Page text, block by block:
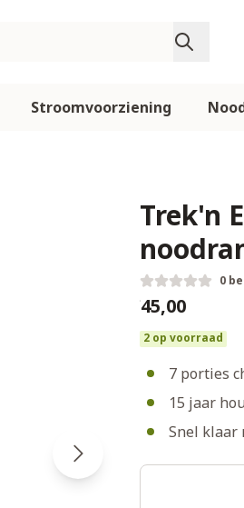
Stroomvoorziening
Trek'n
0
€45,00
2 op voorraad
7 porties
15 jaar
Snel klaar